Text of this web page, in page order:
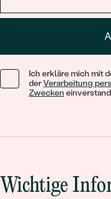
Ich erkläre mich mit
derVerarbeitung
Zwecken
Wichtige